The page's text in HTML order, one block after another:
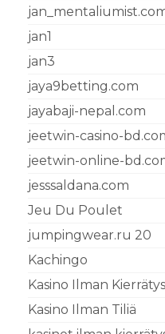
jan1
jan3
jaya9betting.com
jayabaji-nepal.com
jeetwin-casino-
jeetwin-online-
jesssaldana.com
Jeu Du Poulet
jumpingwear.ru 20
Kachingo
Kasino Ilman
Kasino Ilman Tiliä